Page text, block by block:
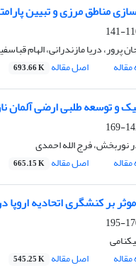
مناطق مرزی و تبیین
پرور، دریا مازندرانی، الهام
اصل مقاله 693.66 K
و توسعه طلبی ارضی آلمان
نوربخش، فرج الله احمدی
اصل مقاله 665.15 K
بر کنشگری اتحادیه
اصل مقاله 545.25 K